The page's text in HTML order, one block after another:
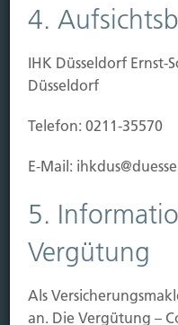
Hubert Brück KG |
Brück | Kapellstraße 2 |
brueck@brueckkg.de
Kontaktformular
© Hubert Brück KG
4.
IHK Düsseldorf Ernst-
Düsseldorf
Telefon: 0211-35570
E-Mail:
5.
Vergütung
Als
an. Die Vergütung –